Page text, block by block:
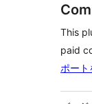
This
paid
ポート
メ